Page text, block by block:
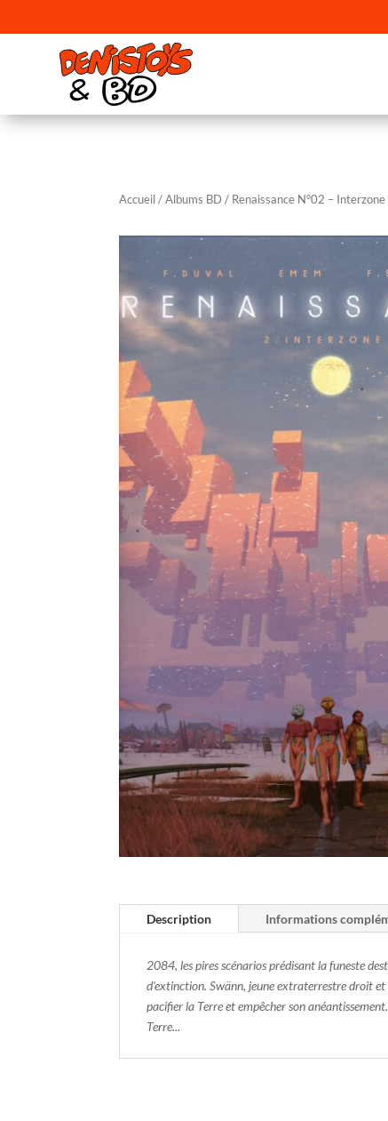
Accueil/Albums BD / Renaissance N°02 – Interzone
Description Informations
2084, les pires scénarios prédisant la funeste
d'extinction. Swänn, jeune extraterrestre droit
pacifier la Terre et empêcher son
Terre...